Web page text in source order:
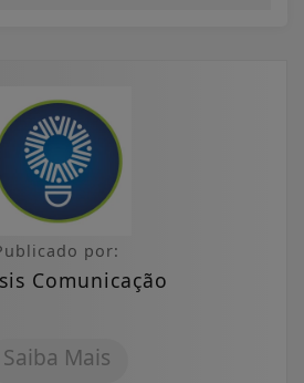
por:
Comunicação
Saiba Mais